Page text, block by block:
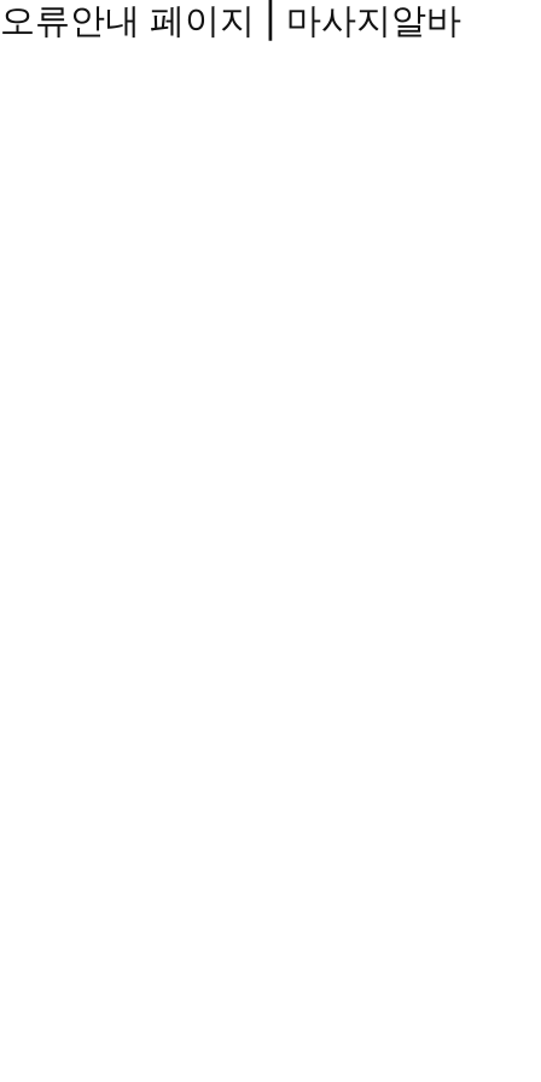
오류안내 페이지 | 마사지알바